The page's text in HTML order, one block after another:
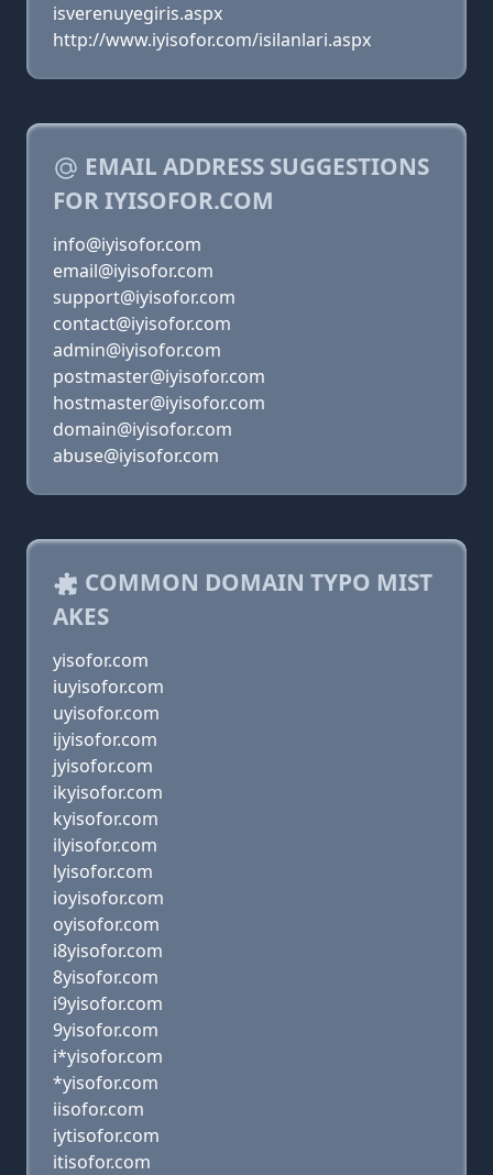
isverenuyegiris.aspx
http://www.iyisofor.com/isilanlari.aspx
EMAIL ADDRESS SUGGESTIONS
FOR IYISOFOR.COM
info@iyisofor.com
email@iyisofor.com
support@iyisofor.com
contact@iyisofor.com
admin@iyisofor.com
postmaster@iyisofor.com
hostmaster@iyisofor.com
domain@iyisofor.com
abuse@iyisofor.com
COMMON DOMAIN TYPO MIST
AKES
yisofor.com
iuyisofor.com
uyisofor.com
ijyisofor.com
jyisofor.com
ikyisofor.com
kyisofor.com
ilyisofor.com
lyisofor.com
ioyisofor.com
oyisofor.com
i8yisofor.com
8yisofor.com
i9yisofor.com
9yisofor.com
i*yisofor.com
*yisofor.com
iisofor.com
iytisofor.com
itisofor.com